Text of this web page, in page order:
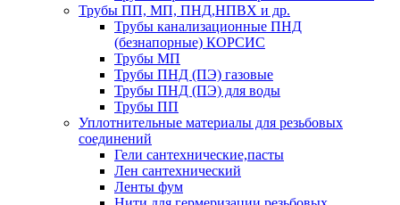
Трубы ПП, МП, ПНД,НПВХ и др.
Трубы канализационные ПНД
(безнапорные) КОРСИС
Трубы МП
Трубы ПНД (ПЭ) газовые
Трубы ПНД (ПЭ) для воды
Трубы ПП
Уплотнительные материалы для резьбовых
соединений
Гели сантехнические,пасты
Лен сантехнический
Ленты фум